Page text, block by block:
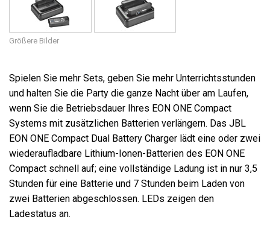
Größere Bilder
Spielen Sie mehr Sets, geben Sie mehr Unterrichtsstunden
und halten Sie die Party die ganze Nacht über am Laufen,
wenn Sie die Betriebsdauer Ihres EON ONE Compact
Systems mit zusätzlichen Batterien verlängern. Das JBL
EON ONE Compact Dual Battery Charger lädt eine oder zwei
wiederaufladbare Lithium-Ionen-Batterien des EON ONE
Compact schnell auf; eine vollständige Ladung ist in nur 3,5
Stunden für eine Batterie und 7 Stunden beim Laden von
zwei Batterien abgeschlossen. LEDs zeigen den
Ladestatus an.